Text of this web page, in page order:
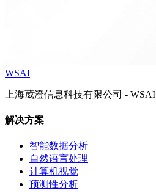
WSAI
上海葳澄信息科技有限公司 - WSAI
解决方案
智能数据分析
自然语言处理
计算机视觉
预测性分析